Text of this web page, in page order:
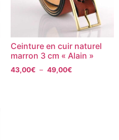
Ceinture en cuir naturel
marron 3 cm « Alain »
43,00€ – 49,00€